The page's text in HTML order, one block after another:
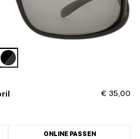
€ 35,00
ONLINE PASSEN